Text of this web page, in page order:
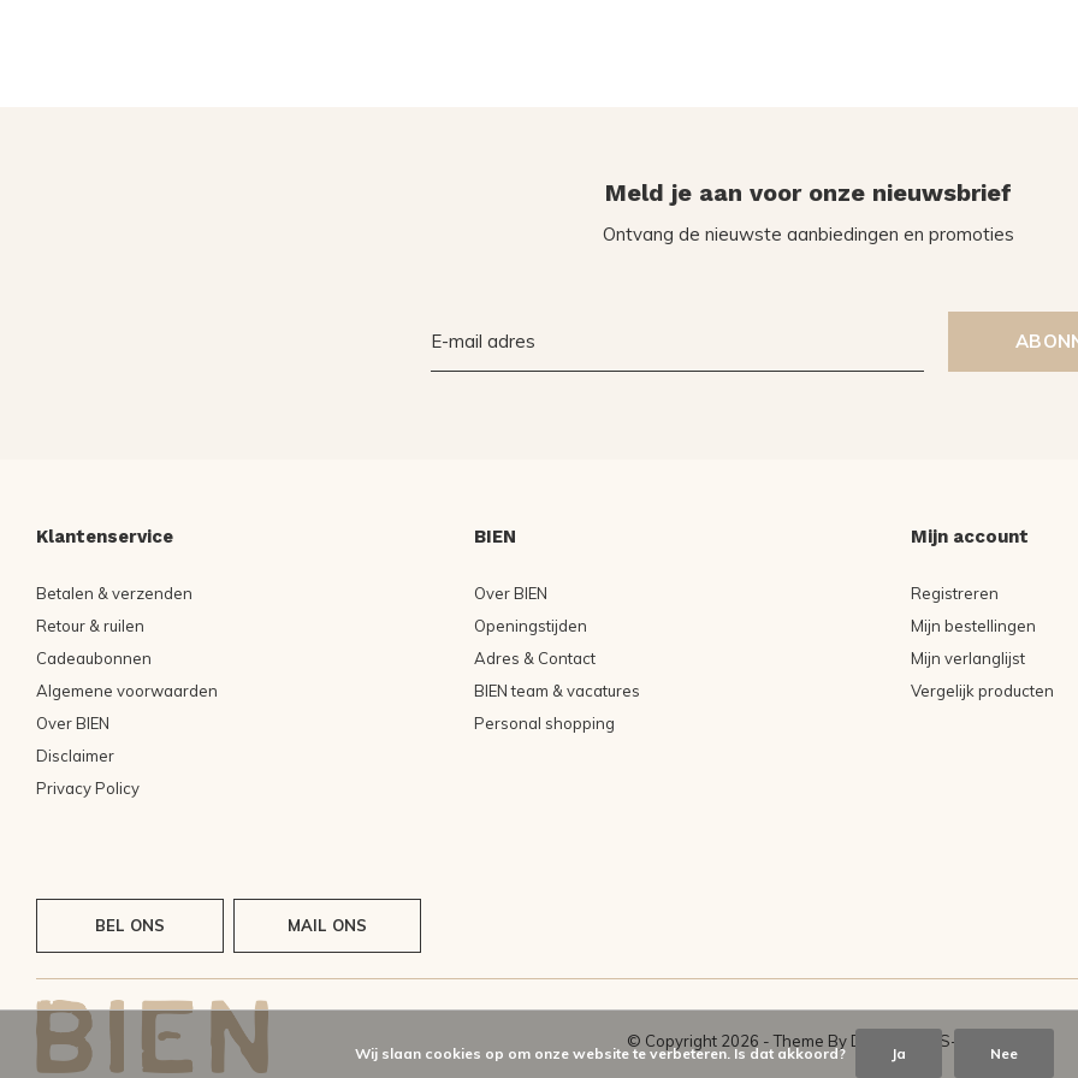
Meld je aan voor onze nieuwsbrief
Ontvang de nieuwste aanbiedingen en promoties
Klantenservice
Betalen & verzenden
Retour & ruilen
Cadeaubonnen
Algemene voorwaarden
Over BIEN
Disclaimer
Privacy Policy
BIEN
Over BIEN
Openingstijden
Adres & Contact
BIEN team & vacatures
Personal shopping
Mijn account
Registreren
Mijn bestellingen
Mijn verlanglijst
Vergelijk producten
BEL ONS MAIL ONS
© Copyright 2026 - Theme By DMWS RSS-feed
Wij slaan cookies op om onze website te verbeteren. Is dat akkoord? Ja Nee